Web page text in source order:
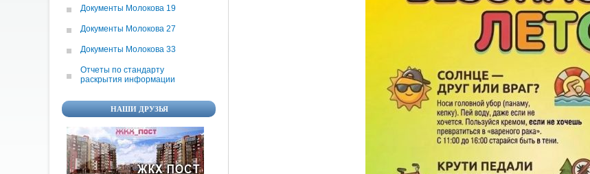
Документы Молокова 19
Документы Молокова 27
Документы Молокова 33
Отчеты по cтандарту
раскрытия информации
НАШИ ДРУЗЬЯ